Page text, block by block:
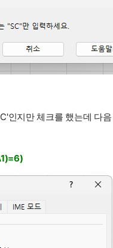
인지만 체크를 했는데 다